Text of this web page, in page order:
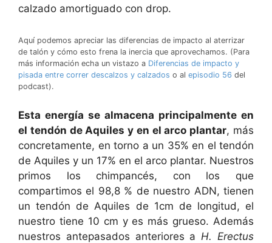
calzado amortiguado con drop.
Aquí podemos apreciar las diferencias de impacto al aterrizar
de talón y cómo esto frena la inercia que aprovechamos. (Para
más información echa un vistazo a Diferencias de impacto y
pisada entre correr descalzos y calzados o al episodio 56 del
podcast).
Esta energía se almacena principalmente en
el tendón de Aquiles y en el arco plantar, más
concretamente, en torno a un 35% en el tendón
de Aquiles y un 17% en el arco plantar. Nuestros
primos los chimpancés, con los que
compartimos el 98,8 % de nuestro ADN, tienen
un tendón de Aquiles de 1cm de longitud, el
nuestro tiene 10 cm y es más grueso. Además
nuestros antepasados anteriores a H. Erectus